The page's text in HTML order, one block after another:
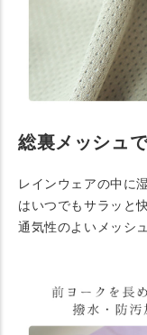
総裏メッシュ
レインウェアの中に
はいつでもサラッと快
通気性のよいメッシ